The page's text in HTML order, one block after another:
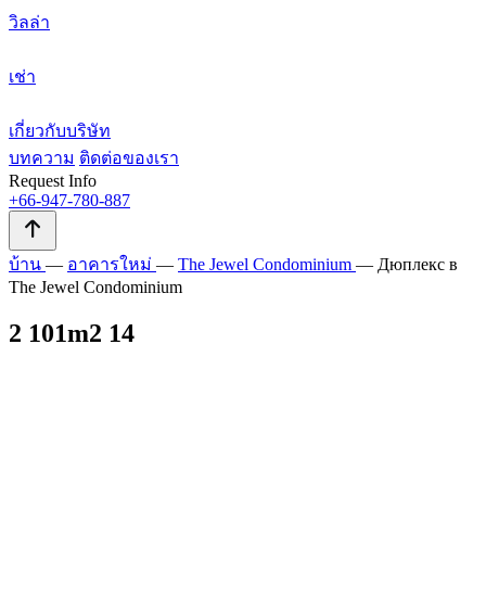
วิลล่า
เช่า
เกี่ยวกับบริษัท
บทความ ติดต่อของเรา
Request Info
+66-947-780-887
บ้าน — อาคารใหม่ — The Jewel Condominium — Дюплекс в
The Jewel Condominium
2 101m2 14